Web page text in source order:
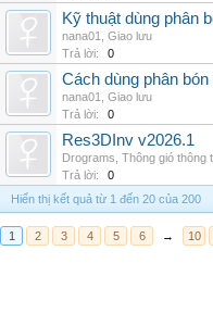
Kỹ thuật dùng phân
nana01
Giao lưu
Trả lời:
0
Cách dùng phân
nana01
Giao lưu
Trả lời:
0
Res3DInv v2026.1
Drograms Thông gió thông
Trả lời:
0
Hiển thị kết quả từ 1 đến 20 của 200
1 2 3 4 5 6 → 10